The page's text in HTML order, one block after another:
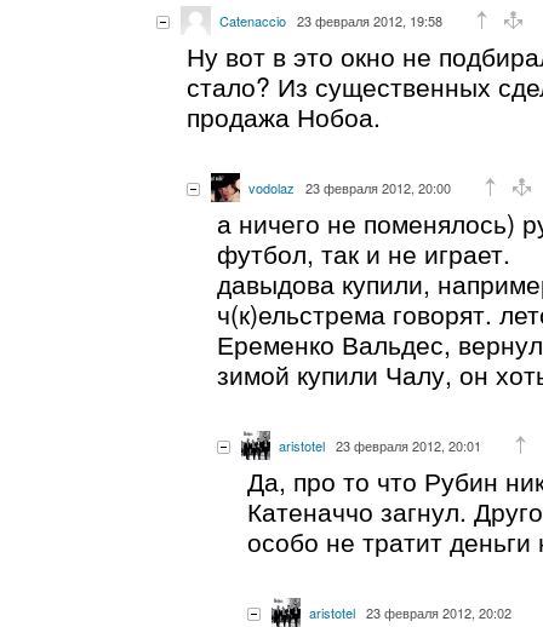
Catenaccio 23 февраля 2012, 19:58
Ну вот в это окно не
стало? Из существенных
продажа Нобоа.
vodolaz 23 февраля 2012, 20:00
а ничего не поменялось)
футбол, так и не играет.
давыдова купили,
ч(к)ельстрема говорят.
Еременко Вальдес,
зимой купили Чалу, он
aristotel 23 февраля 2012, 20:01
Да, про то что Рубин
Катеначчо загнул.
особо не тратит деньги
aristotel 23 февраля 2012, 20:02